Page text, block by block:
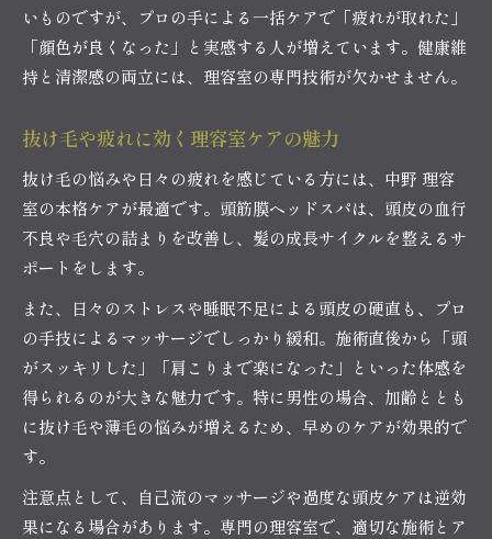
いものですが、プロの手による一括ケアで「疲れが取れた」
「顔色が良くなった」と実感する人が増えています。健康維
持と清潔感の両立には、理容室の専門技術が欠かせません。
抜け毛や疲れに効く理容室ケアの魅力
抜け毛の悩みや日々の疲れを感じている方には、中野 理容
室の本格ケアが最適です。頭筋膜ヘッドスパは、頭皮の血行
不良や毛穴の詰まりを改善し、髪の成長サイクルを整えるサ
ポートをします。
また、日々のストレスや睡眠不足による頭皮の硬直も、プロ
の手技によるマッサージでしっかり緩和。施術直後から「頭
がスッキリした」「肩こりまで楽になった」といった体感を
得られるのが大きな魅力です。特に男性の場合、加齢ととも
に抜け毛や薄毛の悩みが増えるため、早めのケアが効果的で
す。
注意点として、自己流のマッサージや過度な頭皮ケアは逆効
果になる場合があります。専門の理容室で、適切な施術とア